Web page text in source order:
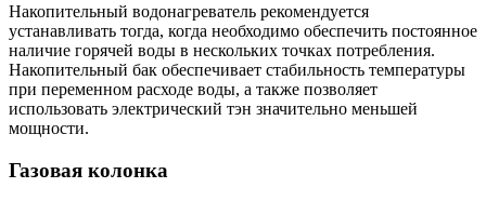
Накопительный водонагреватель рекомендуется
устанавливать тогда, когда необходимо обеспечить постоянное
наличие горячей воды в нескольких точках потребления.
Накопительный бак обеспечивает стабильность температуры
при переменном расходе воды, а также позволяет
использовать электрический тэн значительно меньшей
мощности.
Газовая колонка